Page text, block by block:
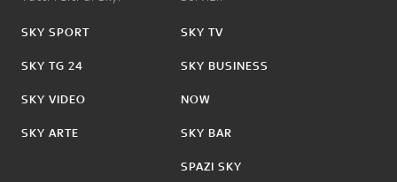
SKY SPORT
SKY TG 24
SKY VIDEO
SKY ARTE
SKY TV
SKY BUSINESS
NOW
SKY BAR
SPAZI SKY